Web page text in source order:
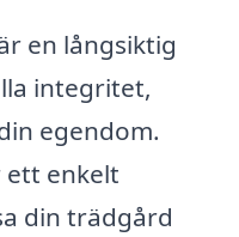
en långsiktig
integritet,
egendom.
ett enkelt
din trädgård